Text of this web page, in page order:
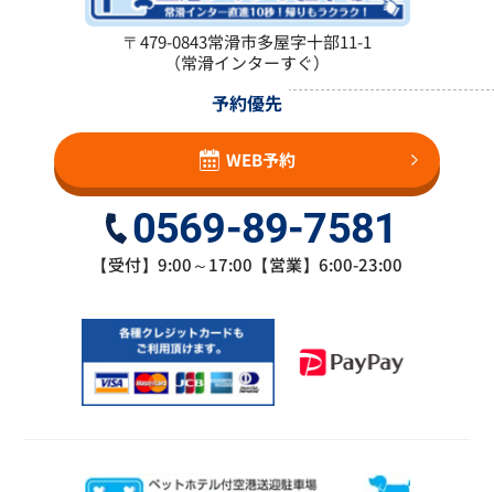
〒479-0843常滑市多屋字十部11-1
（常滑インターすぐ）
予約優先
WEB予約
0569-89-7581
【受付】9:00～17:00【営業】6:00-23:00